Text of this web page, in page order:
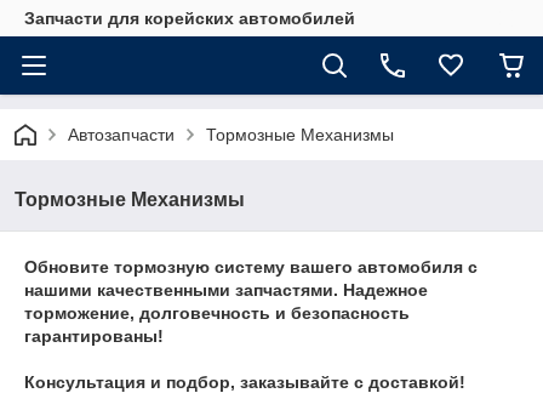
Запчасти для корейских автомобилей
Автозапчасти Тормозные Механизмы
Тормозные Механизмы
Обновите тормозную систему вашего автомобиля с
нашими качественными запчастями. Надежное
торможение, долговечность и безопасность
гарантированы!
Консультация и подбор, заказывайте с доставкой!